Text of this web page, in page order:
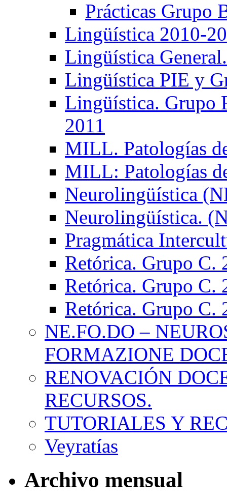
Prácticas Grupo
Lingüística 2010-
Lingüística
Lingüística PIE y
Lingüística. Grupo
2011
MILL. Patologías
MILL: Patologías
Neurolingüística
Neurolingüística.
Pragmática
Retórica. Grupo C.
Retórica. Grupo C.
Retórica. Grupo C.
NE.FO.DO –
FORMAZIONE
RENOVACIÓN
RECURSOS.
TUTORIALES Y
Veyratías
Archivo mensual